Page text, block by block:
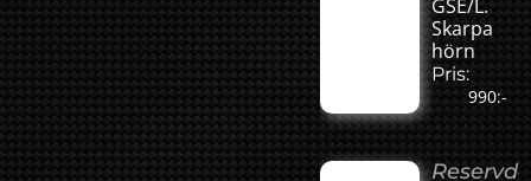
GSE/L.
Skarpa
hörn
Pris:
990:-